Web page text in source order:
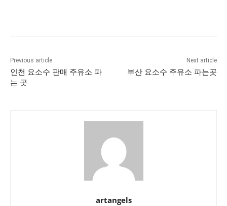
Previous article
인천 요소수 판매 주유소 파
는 곳
Next article
부산 요소수 주유소 파는곳
artangels